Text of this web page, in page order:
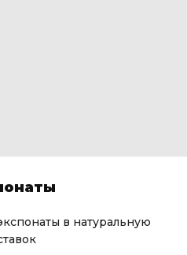
в натуральную